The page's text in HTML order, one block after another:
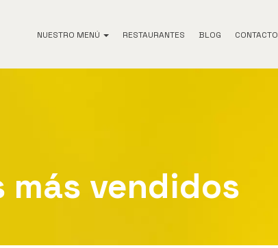
NUESTRO MENÚ RESTAURANTES BLOG CONTACTO
más vendidos